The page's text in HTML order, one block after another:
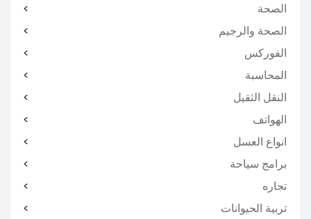
الصحة
الصحة والرجيم
الفوركس
المحاسبة
النقل الثقيل
الهواتف
انواع العسل
برامج سياحة
تجاره
تربية الحيوانات